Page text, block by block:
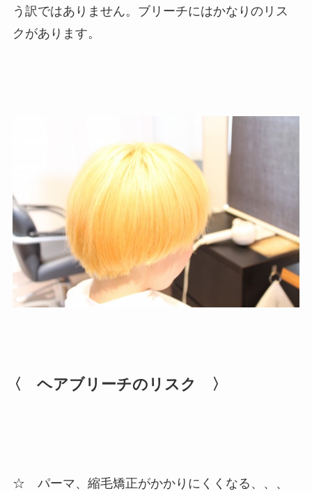
う訳ではありません。ブリーチにはかなりのリス
クがあります。
〈 ヘアブリーチのリスク 〉
☆ パーマ、縮毛矯正がかかりにくくなる、、、